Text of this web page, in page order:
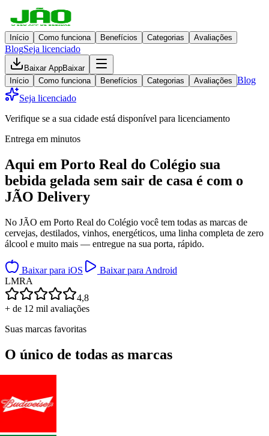
Início Como funciona Benefícios Categorias Avaliações
BlogSeja licenciado
Baixar AppBaixar
Início
Como funciona Benefícios Categorias Avaliações Blog
Seja licenciado
Verifique se a sua cidade está disponível para licenciamento
Entrega em minutos
Aqui em Porto Real do Colégio sua
bebida gelada sem sair de casa é com o
JÃO Delivery
No JÃO em Porto Real do Colégio você tem todas as marcas de
cervejas, destilados, vinhos, energéticos, uma linha completa de zero
álcool e muito mais — entregue na sua porta, rápido.
Baixar para iOS
Baixar para Android
LMRA
4,8
+ de 12 mil avaliações
Suas marcas favoritas
O único de todas as marcas